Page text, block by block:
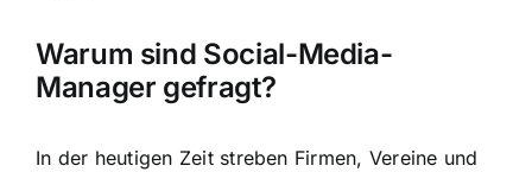
Warum sind Social-Media-
Manager gefragt?
In der heutigen Zeit streben Firmen, Vereine und